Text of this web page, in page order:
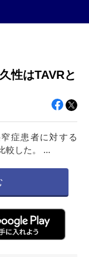
性はTAVRと
症患者に対する
較した。 ...